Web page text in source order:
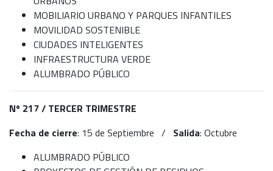
MOBILIARIO URBANO Y PARQUES INFANTILES
MOVILIDAD SOSTENIBLE
CIUDADES INTELIGENTES
INFRAESTRUCTURA VERDE
ALUMBRADO PÚBLICO
Nº 217 / TERCER TRIMESTRE
Fecha de cierre: 15 de Septiembre / Salida: Octubre
ALUMBRADO PÚBLICO